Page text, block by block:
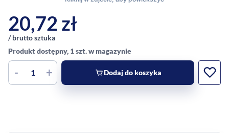
20,72zł
/ brutto sztuka
Produkt dostępny, 1 szt. w magazynie
- + Dodaj do koszyka